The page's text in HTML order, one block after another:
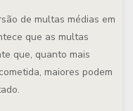
de multas médias em
que as multas
que, quanto mais
maiores podem